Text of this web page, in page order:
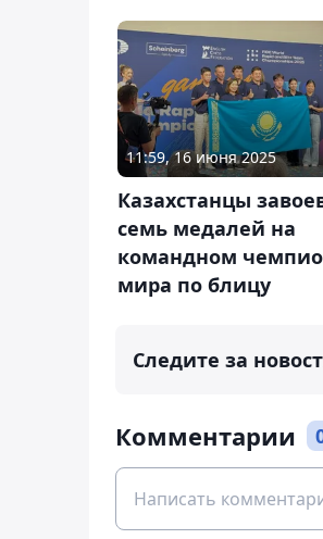
11:59, 16 июня 2025
Казахстанцы
семь медалей на
командном
мира по блицу
Следите за
Комментарии